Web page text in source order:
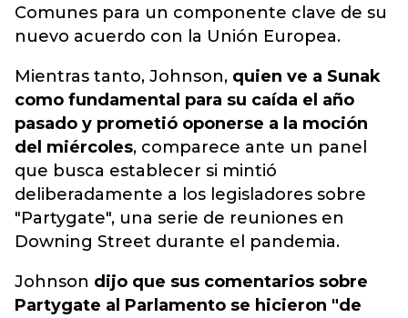
Comunes para un componente clave de su
nuevo acuerdo con la Unión Europea.
Mientras tanto, Johnson, quien ve a Sunak
como fundamental para su caída el año
pasado y prometió oponerse a la moción
del miércoles, comparece ante un panel
que busca establecer si mintió
deliberadamente a los legisladores sobre
"Partygate", una serie de reuniones en
Downing Street durante el pandemia.
Johnson dijo que sus comentarios sobre
Partygate al Parlamento se hicieron "de